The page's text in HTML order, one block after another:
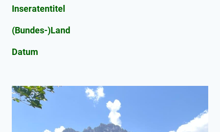
Inseratentitel
(Bundes-)Land
Datum